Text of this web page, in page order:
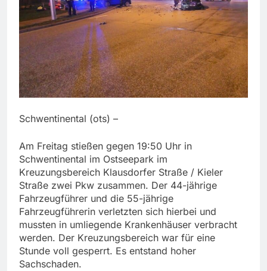
Schwentinental (ots) –
Am Freitag stießen gegen 19:50 Uhr in
Schwentinental im Ostseepark im
Kreuzungsbereich Klausdorfer Straße / Kieler
Straße zwei Pkw zusammen. Der 44-jährige
Fahrzeugführer und die 55-jährige
Fahrzeugführerin verletzten sich hierbei und
mussten in umliegende Krankenhäuser verbracht
werden. Der Kreuzungsbereich war für eine
Stunde voll gesperrt. Es entstand hoher
Sachschaden.